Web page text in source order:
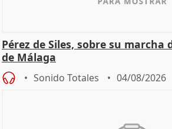
Pérez de Siles, sobre su
de Málaga
Sonido Totales 04/08/2026